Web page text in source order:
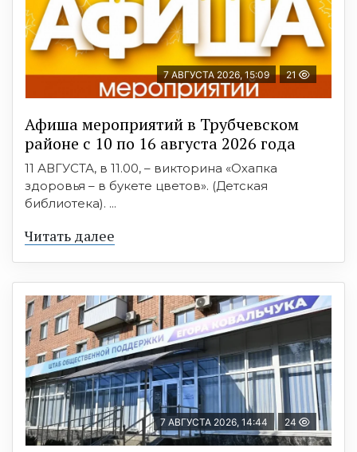
7 АВГУСТА 2026, 15:09 21
Афиша мероприятий в Трубчевском
районе с 10 по 16 августа 2026 года
11 АВГУСТА, в 11.00, – викторина «Охапка
здоровья – в букете цветов». (Детская
библиотека). ...
Читать далее
7 АВГУСТА 2026, 14:44 24